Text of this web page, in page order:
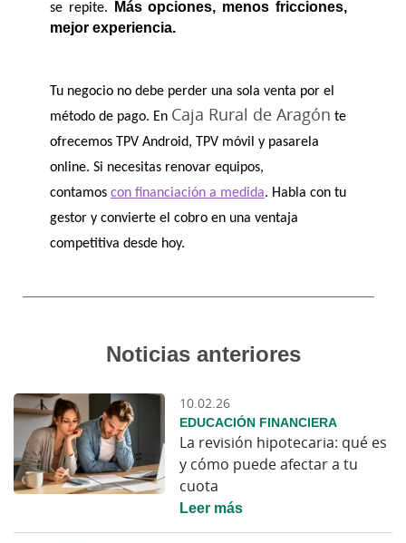
se repite. Más opciones, menos fricciones,
mejor experiencia.
Tu negocio no debe perder una sola venta por el
método de pago. En Caja Rural de Aragón te
ofrecemos TPV Android, TPV móvil y pasarela
online. Si necesitas renovar equipos,
contamos con financiación a medida. Habla con tu
gestor y convierte el cobro en una ventaja
competitiva desde hoy.
Noticias anteriores
10.02.26
EDUCACIÓN FINANCIERA
La revisión hipotecaria: qué es
y cómo puede afectar a tu
cuota
Leer más